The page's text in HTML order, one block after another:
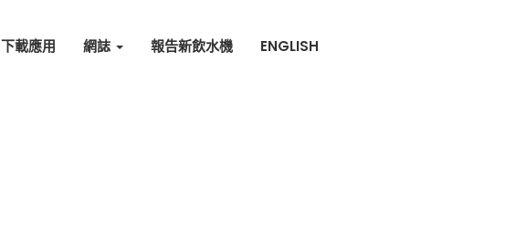
下載應用 網誌 報告新飲水機 ENGLISH